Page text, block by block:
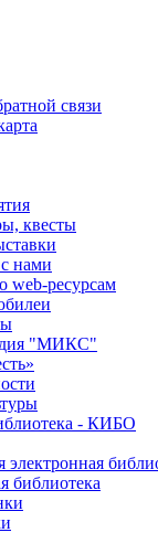
квесты
нами
web-ресурсам
"МИКС"